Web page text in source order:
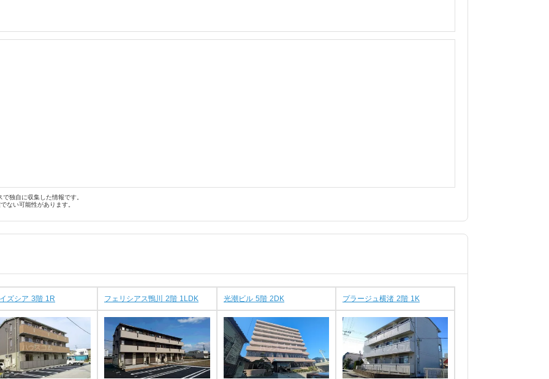
独自に収集した情報です。
ない可能性があります。
ズシア 3階 1R フェリシアス鴨川 2階 1LDK 光潮ビル 5階 2DK プラージュ横渚 2階 1K